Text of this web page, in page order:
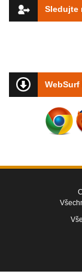
Sledujte